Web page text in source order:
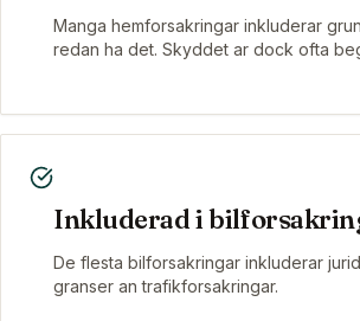
Manga hemforsakringar inkluderar
redan ha det. Skyddet ar dock ofta
Inkluderad i
De flesta bilforsakringar inkluderar
granser an trafikforsakringar.